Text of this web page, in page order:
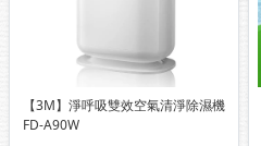
【3M】淨呼吸雙效空氣清淨除濕機
FD-A90W